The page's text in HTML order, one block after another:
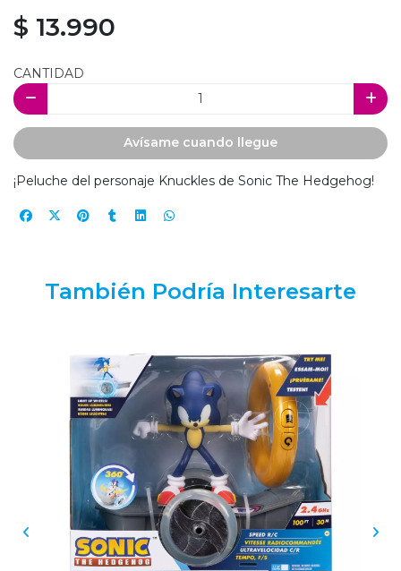
$ 13.990
CANTIDAD
Avísame cuando llegue
¡Peluche del personaje Knuckles de Sonic The Hedgehog!
También Podría Interesarte